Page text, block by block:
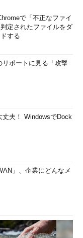
で「不正なファイ
定されたファイルをダ
する
リポートに見る「攻撃
丈夫！ WindowsでDock
」、企業にどんなメ